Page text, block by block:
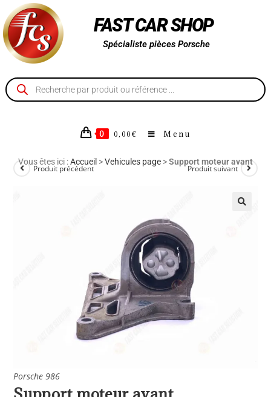
FAST CAR SHOP
Spécialiste pièces Porsche
0 0,00 € Menu
Vous êtes ici :Accueil >Vehicules page >Support moteur avant
Produit précédent Produit suivant
Porsche 986